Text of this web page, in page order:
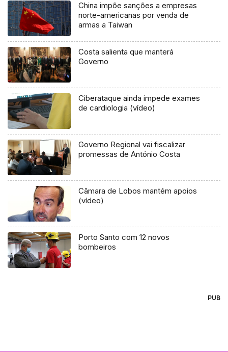
China impõe sanções a empresas
norte-americanas por venda de
armas a Taiwan
Costa salienta que manterá
Governo
Ciberataque ainda impede exames
de cardiologia (vídeo)
Governo Regional vai fiscalizar
promessas de António Costa
Câmara de Lobos mantém apoios
(vídeo)
Porto Santo com 12 novos
bombeiros
PUB